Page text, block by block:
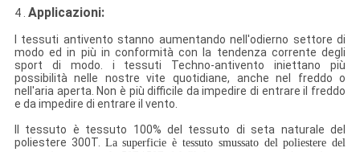
4 . Applicazioni:
I tessuti antivento stanno aumentando nell'odierno settore di
modo ed in più in conformità con la tendenza corrente degli
sport di modo. i tessuti Techno-antivento iniettano più
possibilità nelle nostre vite quotidiane, anche nel freddo o
nell'aria aperta. Non è più difficile da impedire di entrare il freddo
e da impedire di entrare il vento.
Il tessuto è tessuto 100% del tessuto di seta naturale del
poliestere 300T. La superficie è tessuto smussato del poliestere del